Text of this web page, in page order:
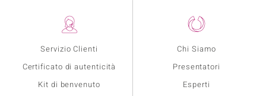
Servizio Clienti
Certificato di autenticità
Kit di benvenuto
Chi Siamo
Presentatori
Esperti